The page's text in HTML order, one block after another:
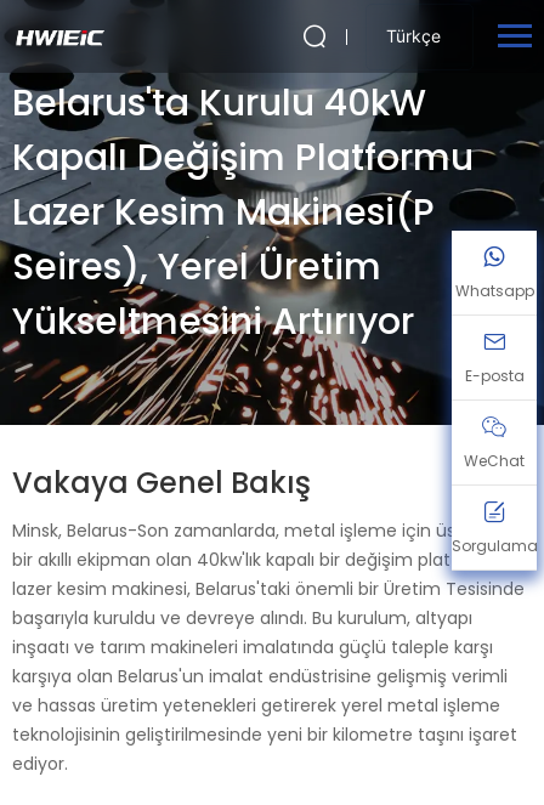
Türkçe
Belarus'ta Kurulu 40kW
Kapalı Değişim Platformu
Lazer Kesim Makinesi(P
Seires), Yerel Üretim
Yükseltmesini Artırıyor
Vakaya Genel Bakış
Minsk, Belarus-Son zamanlarda, metal işleme için üst düzey
bir akıllı ekipman olan 40kw'lık kapalı bir değişim platformu
lazer kesim makinesi, Belarus'taki önemli bir Üretim Tesisinde
başarıyla kuruldu ve devreye alındı. Bu kurulum, altyapı
inşaatı ve tarım makineleri imalatında güçlü taleple karşı
karşıya olan Belarus'un imalat endüstrisine gelişmiş verimli
ve hassas üretim yetenekleri getirerek yerel metal işleme
teknolojisinin geliştirilmesinde yeni bir kilometre taşını işaret
ediyor.
Whatsapp
E-posta
WeChat
Sorgulama